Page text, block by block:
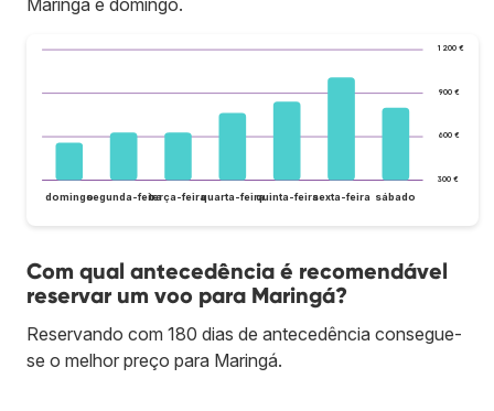
Maringá é domingo.
300 €
600 €
900 €
1 200 €
domingosegunda-feiraterça-feiraquarta-feiraquinta-feirasexta-feira sábado
Com qual antecedência é recomendável
reservar um voo para Maringá?
Reservando com 180 dias de antecedência consegue-
se o melhor preço para Maringá.